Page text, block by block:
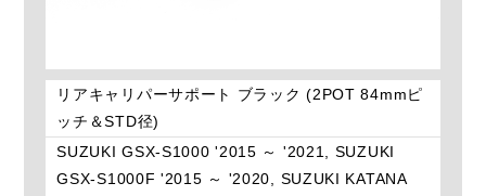
リアキャリパーサポート ブラック (2POT 84mmピ
ッチ＆STD径)
SUZUKI GSX-S1000 '2015 ～ '2021, SUZUKI
GSX-S1000F '2015 ～ '2020, SUZUKI KATANA